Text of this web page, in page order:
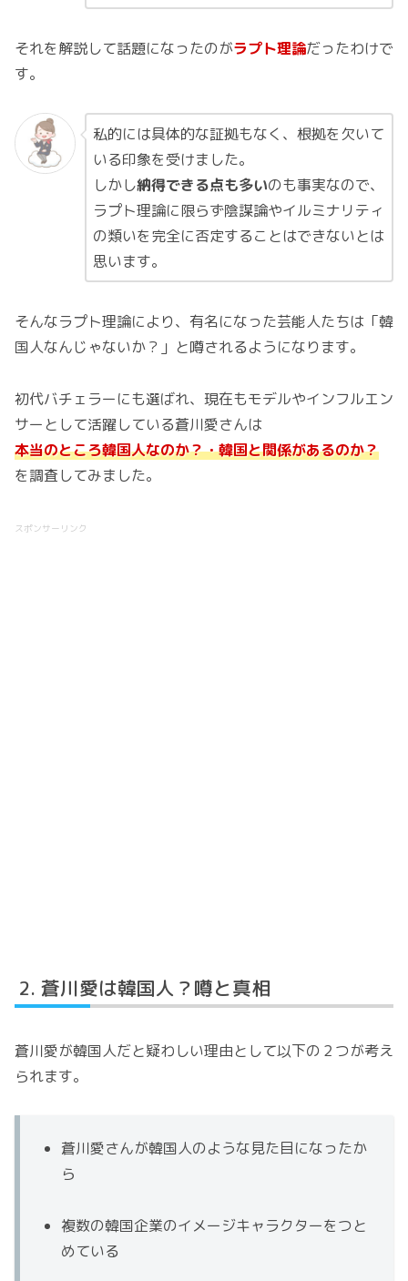
それを解説して話題になったのがラプト理論だったわけで
す。
私的には具体的な証拠もなく、根拠を欠いて
いる印象を受けました。
しかし納得できる点も多いのも事実なので、
ラプト理論に限らず陰謀論やイルミナリティ
の類いを完全に否定することはできないとは
思います。
そんなラプト理論により、有名になった芸能人たちは「韓
国人なんじゃないか？」と噂されるようになります。
初代バチェラーにも選ばれ、現在もモデルやインフルエン
サーとして活躍している蒼川愛さんは
本当のところ韓国人なのか？・韓国と関係があるのか？
を調査してみました。
スポンサーリンク
蒼川愛は韓国人？噂と真相
蒼川愛が韓国人だと疑わしい理由として以下の２つが考え
られます。
蒼川愛さんが韓国人のような見た目になったか
ら
複数の韓国企業のイメージキャラクターをつと
めている